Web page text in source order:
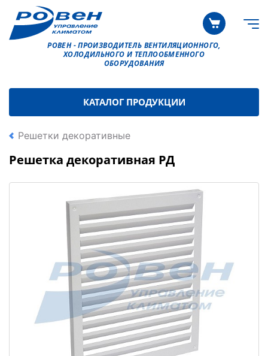
РОВЕН - ПРОИЗВОДИТЕЛЬ ВЕНТИЛЯЦИОННОГО,
ХОЛОДИЛЬНОГО И ТЕПЛООБМЕННОГО
ОБОРУДОВАНИЯ
КАТАЛОГ ПРОДУКЦИИ
Решетки декоративные
Решетка декоративная РД